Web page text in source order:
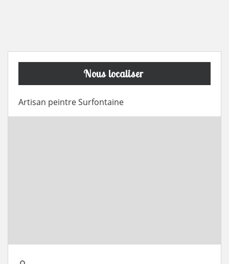
Nous localiser
Artisan peintre Surfontaine